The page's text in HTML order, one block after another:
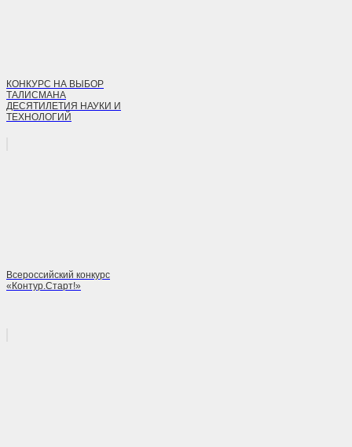
КОНКУРС НА ВЫБОР
ТАЛИСМАНА
ДЕСЯТИЛЕТИЯ НАУКИ И
ТЕХНОЛОГИЙ
Всероссийский конкурс
«Контур.Старт!»